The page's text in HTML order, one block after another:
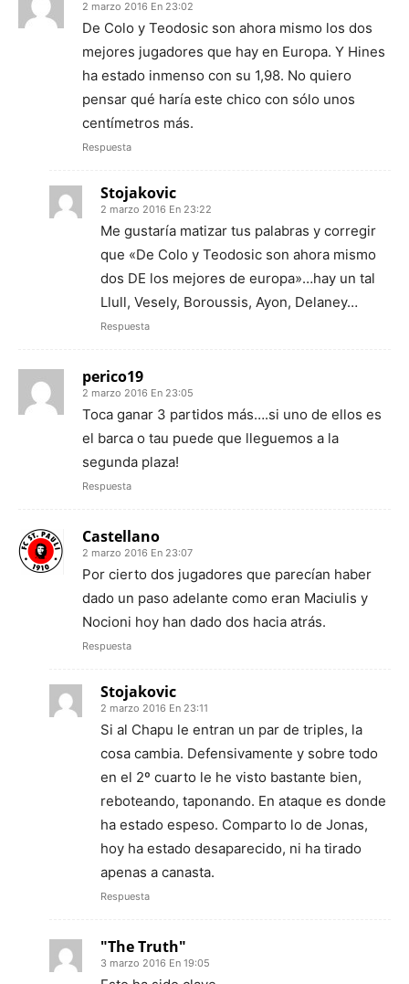
2 marzo 2016 En 23:02
De Colo y Teodosic son ahora mismo los dos
mejores jugadores que hay en Europa. Y Hines
ha estado inmenso con su 1,98. No quiero
pensar qué haría este chico con sólo unos
centímetros más.
Respuesta
Stojakovic
2 marzo 2016 En 23:22
Me gustaría matizar tus palabras y corregir
que «De Colo y Teodosic son ahora mismo
dos DE los mejores de europa»…hay un tal
Llull, Vesely, Boroussis, Ayon, Delaney…
Respuesta
perico19
2 marzo 2016 En 23:05
Toca ganar 3 partidos más….si uno de ellos es
el barca o tau puede que lleguemos a la
segunda plaza!
Respuesta
Castellano
2 marzo 2016 En 23:07
Por cierto dos jugadores que parecían haber
dado un paso adelante como eran Maciulis y
Nocioni hoy han dado dos hacia atrás.
Respuesta
Stojakovic
2 marzo 2016 En 23:11
Si al Chapu le entran un par de triples, la
cosa cambia. Defensivamente y sobre todo
en el 2º cuarto le he visto bastante bien,
reboteando, taponando. En ataque es donde
ha estado espeso. Comparto lo de Jonas,
hoy ha estado desaparecido, ni ha tirado
apenas a canasta.
Respuesta
"The Truth"
3 marzo 2016 En 19:05